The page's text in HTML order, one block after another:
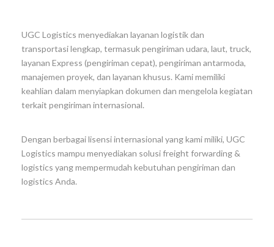
UGC Logistics menyediakan layanan logistik dan
transportasi lengkap, termasuk pengiriman udara, laut, truck,
layanan Express (pengiriman cepat), pengiriman antarmoda,
manajemen proyek, dan layanan khusus. Kami memiliki
keahlian dalam menyiapkan dokumen dan mengelola kegiatan
terkait pengiriman internasional.
Dengan berbagai lisensi internasional yang kami miliki, UGC
Logistics mampu menyediakan solusi freight forwarding &
logistics yang mempermudah kebutuhan pengiriman dan
logistics Anda.